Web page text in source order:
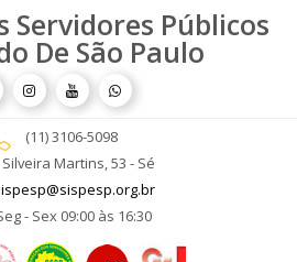
Servidores Públicos
De São Paulo
(11) 3106-5098
Silveira Martins, 53 - Sé
- Sex 09:00 às 16:30